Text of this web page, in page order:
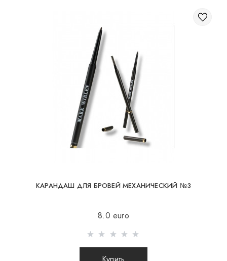
КАРАНДАШ ДЛЯ БРОВЕЙ МЕХАНИЧЕСКИЙ №3
8.0 euro